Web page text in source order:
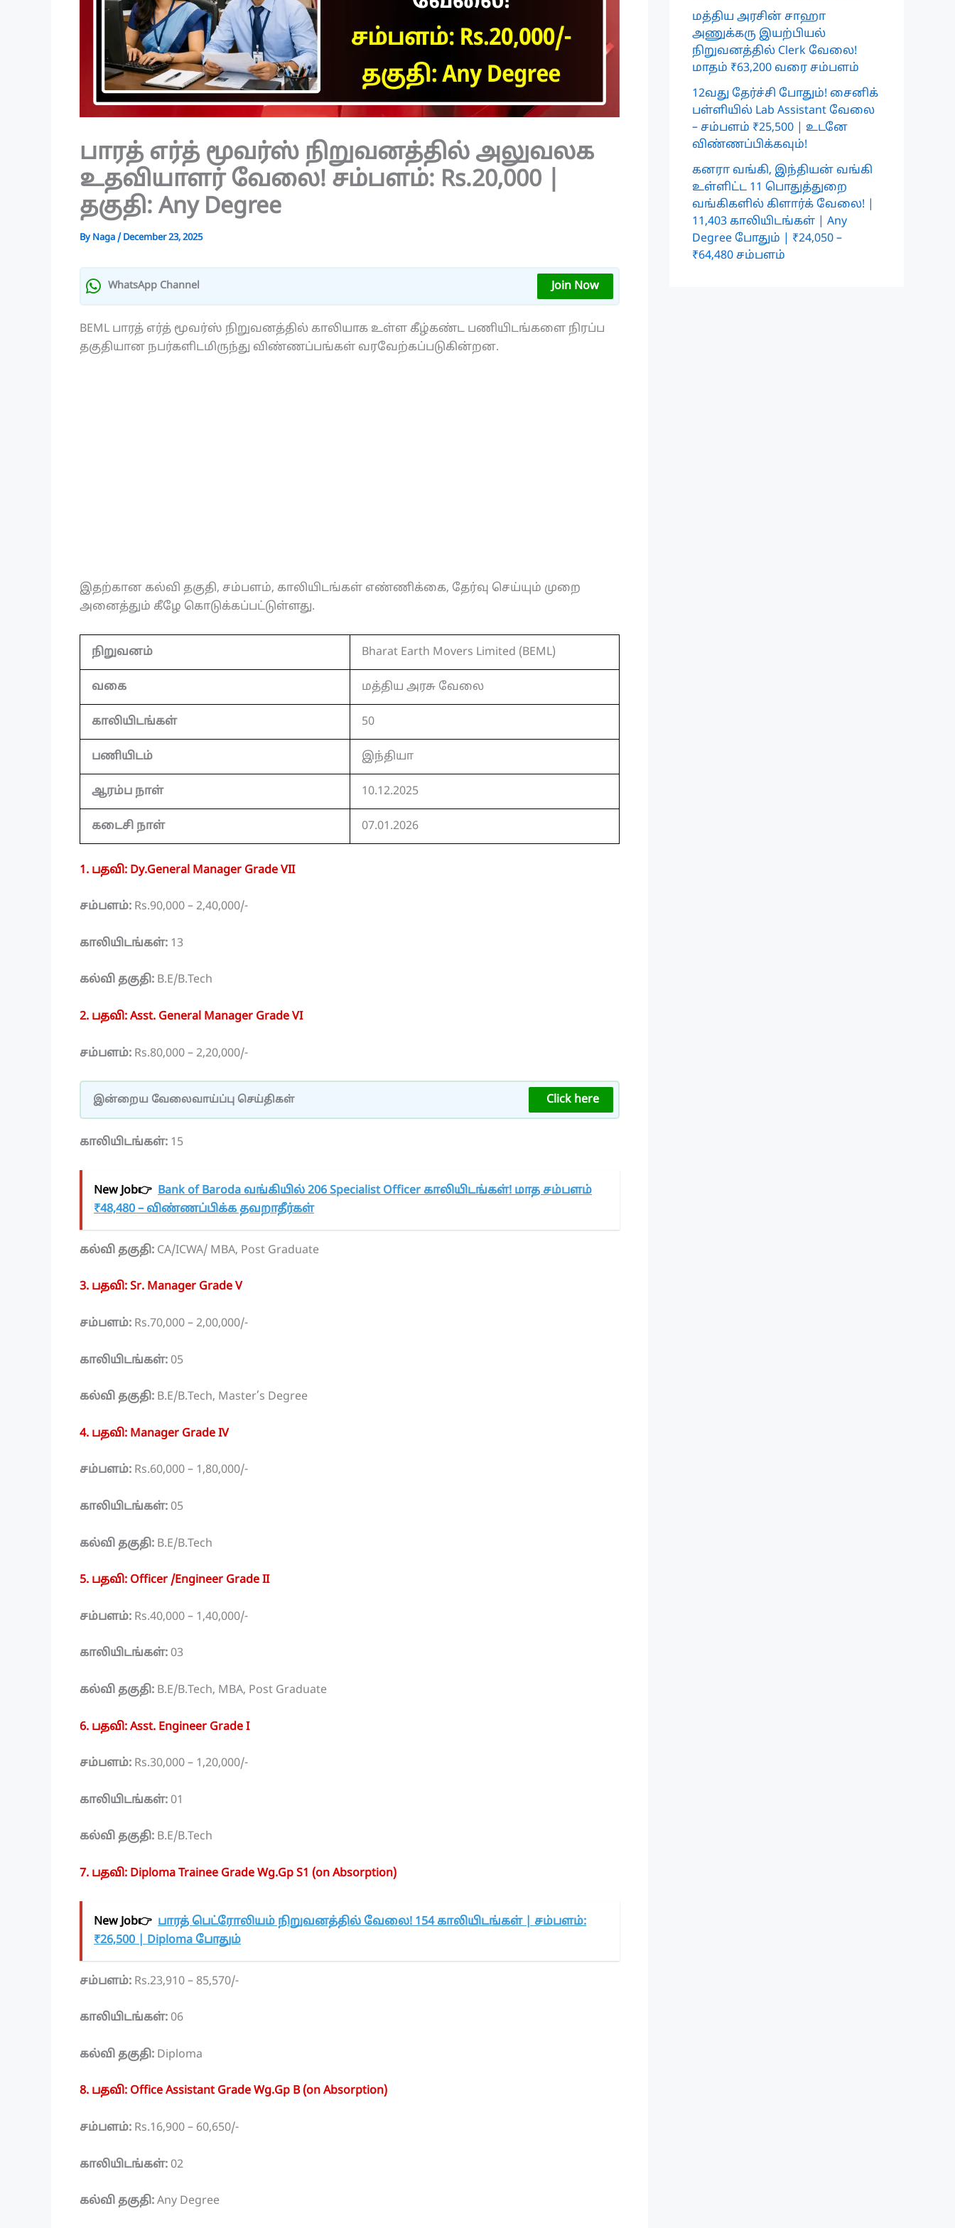
பாரத் எர்த் மூவர்ஸ் நிறுவனத்தில் அலுவலக
உதவியாளர் வேலை! சம்பளம்: Rs.20,000 |
தகுதி: Any Degree
By Naga/ December 23, 2025
WhatsApp Channel Join Now
BEML பாரத் எர்த் மூவர்ஸ் நிறுவனத்தில் காலியாக உள்ள கீழ்கண்ட பணியிடங்களை நிரப்ப
தகுதியான நபர்களிடமிருந்து விண்ணப்பங்கள் வரவேற்கப்படுகின்றன.
இதற்கான கல்வி தகுதி, சம்பளம், காலியிடங்கள் எண்ணிக்கை, தேர்வு செய்யும் முறை
அனைத்தும் கீழே கொடுக்கப்பட்டுள்ளது.
நிறுவனம் Bharat Earth Movers Limited (BEML)
வகை மத்திய அரசு வேலை
காலியிடங்கள் 50
பணியிடம் இந்தியா
ஆரம்ப நாள் 10.12.2025
கடைசி நாள் 07.01.2026
1. பதவி: Dy.General Manager Grade VII
சம்பளம்: Rs.90,000 – 2,40,000/-
காலியிடங்கள்: 13
கல்வி தகுதி: B.E/B.Tech
2. பதவி: Asst. General Manager Grade VI
சம்பளம்: Rs.80,000 – 2,20,000/-
இன்றைய வேலைவாய்ப்பு செய்திகள் Click here
காலியிடங்கள்: 15
New Job👉 Bank of Baroda வங்கியில் 206 Specialist Officer காலியிடங்கள்! மாத சம்பளம்
₹48,480 – விண்ணப்பிக்க தவறாதீர்கள்
கல்வி தகுதி: CA/ICWA/ MBA, Post Graduate
3. பதவி: Sr. Manager Grade V
சம்பளம்: Rs.70,000 – 2,00,000/-
காலியிடங்கள்: 05
கல்வி தகுதி: B.E/B.Tech, Master’s Degree
4. பதவி: Manager Grade IV
சம்பளம்: Rs.60,000 – 1,80,000/-
காலியிடங்கள்: 05
கல்வி தகுதி: B.E/B.Tech
5. பதவி: Officer /Engineer Grade II
சம்பளம்: Rs.40,000 – 1,40,000/-
காலியிடங்கள்: 03
கல்வி தகுதி: B.E/B.Tech, MBA, Post Graduate
6. பதவி: Asst. Engineer Grade I
சம்பளம்: Rs.30,000 – 1,20,000/-
காலியிடங்கள்: 01
கல்வி தகுதி: B.E/B.Tech
7. பதவி: Diploma Trainee Grade Wg.Gp S1 (on Absorption)
New Job👉 பாரத் பெட்ரோலியம் நிறுவனத்தில் வேலை! 154 காலியிடங்கள் | சம்பளம்:
₹26,500 | Diploma போதும்
சம்பளம்: Rs.23,910 – 85,570/-
காலியிடங்கள்: 06
கல்வி தகுதி: Diploma
8. பதவி: Office Assistant Grade Wg.Gp B (on Absorption)
சம்பளம்: Rs.16,900 – 60,650/-
காலியிடங்கள்: 02
கல்வி தகுதி: Any Degree
மத்திய அரசின் சாஹா
அணுக்கரு இயற்பியல்
நிறுவனத்தில் Clerk வேலை!
மாதம் ₹63,200 வரை சம்பளம்
12வது தேர்ச்சி போதும்! சைனிக்
பள்ளியில் Lab Assistant வேலை
– சம்பளம் ₹25,500 | உடனே
விண்ணப்பிக்கவும்!
கனரா வங்கி, இந்தியன் வங்கி
உள்ளிட்ட 11 பொதுத்துறை
வங்கிகளில் கிளார்க் வேலை! |
11,403 காலியிடங்கள் | Any
Degree போதும் | ₹24,050 –
₹64,480 சம்பளம்